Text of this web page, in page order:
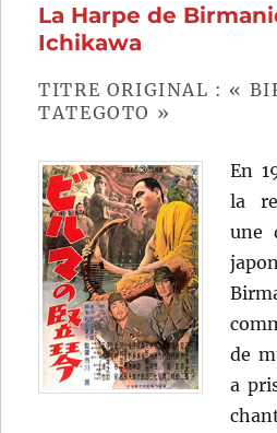
La Harpe de
Ichikawa
TITRE ORIGINAL : «
TATEGOTO »
En
la
une
de
a